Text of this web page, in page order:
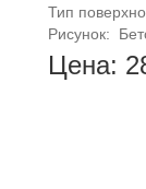
Тип
Рисунок:
Цена: